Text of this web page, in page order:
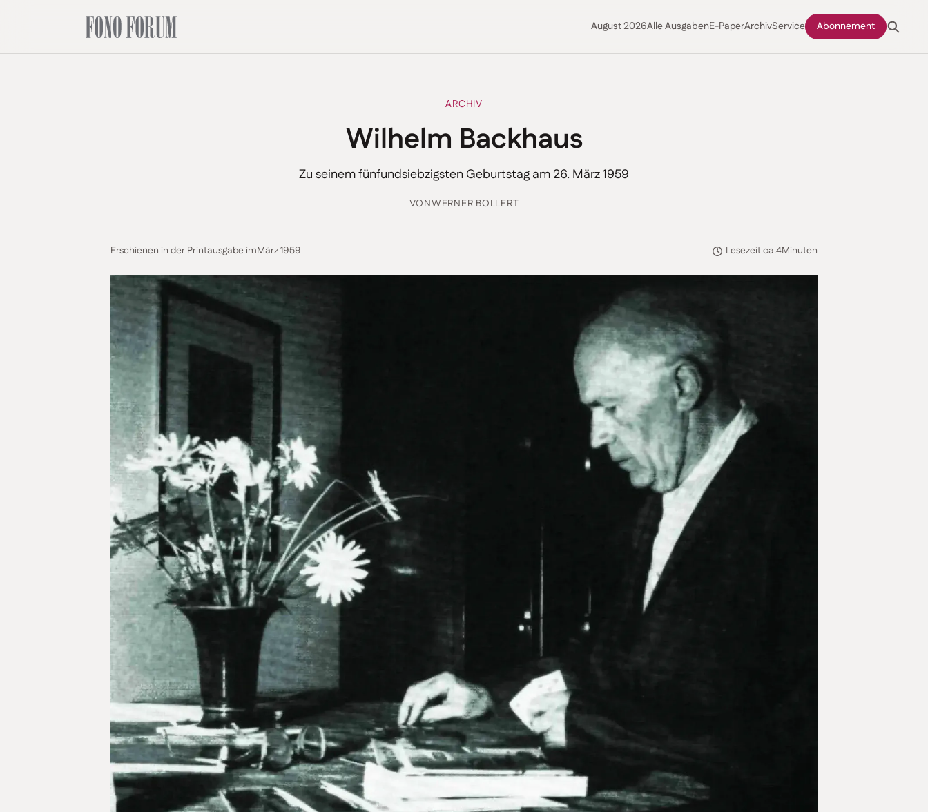
August 2026Alle AusgabenE-PaperArchivService Abonnement
ARCHIV
Wilhelm Backhaus
Zu seinem fünfundsiebzigsten Geburtstag am 26. März 1959
VONWERNER BOLLERT
Erschienen in der Printausgabe imMärz 1959 Lesezeit ca.4Minuten